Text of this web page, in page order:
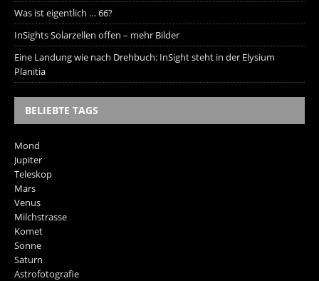
Was ist eigentlich … 66?
InSights Solarzellen offen – mehr Bilder
Eine Landung wie nach Drehbuch: InSight steht in der Elysium
Planitia
BELIEBTE TAGS
Mond
Jupiter
Teleskop
Mars
Venus
Milchstrasse
Komet
Sonne
Saturn
Astrofotografie